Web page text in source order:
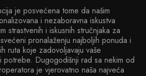
je posvećena tome da našim
i nezaboravna iskustva
strastvenih i iskusnih stručnjaka za
pronalaženju najboljih ponuda i
ruta koje zadovoljavaju vaše
Dugogodišnji rad sa nekim od
je vjerovatno naša najveća